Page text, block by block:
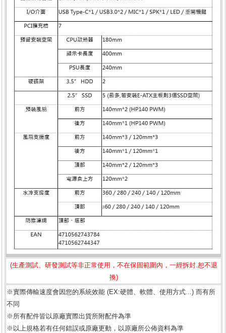
(生產測試、研發測試等非正常使用，不在保固範圍內，一經拆封.恕不退
換)
※實際傳輸速度會因您的系統效能 (EX:硬體、軟體、使用方式...) 而有所
不同
※所有配件皆以原廠實際出貨所附配件為準
※以上規格若有任何錯誤或原廠更動，以原廠所公佈資料為準